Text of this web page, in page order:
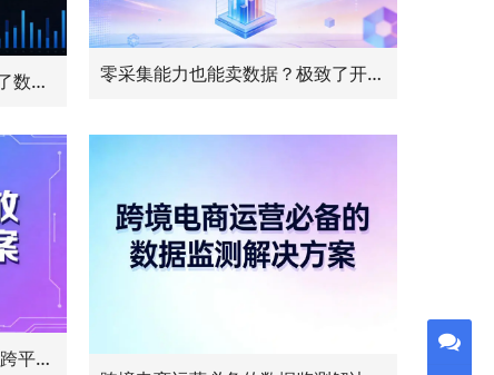
刷量行业背后的“眼睛”：极致了数据每日处理亿级阅读数调用 零采集能力也能卖数据？极致了开放API，淘宝店主一键下载公众号文章
汽车行业精准投放指南：如何跨平台整合数据，绘制真实潜客画像与兴趣地图